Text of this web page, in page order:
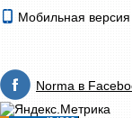
Мобильная версия
Norma в